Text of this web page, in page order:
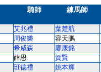
騎師 練馬師
艾兆禮 葉楚航
周俊樂 容天鵬
希威森 廖康銘
薛恩 賀賢
班德禮 姚本輝